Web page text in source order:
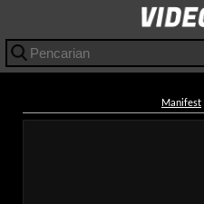
Manifest